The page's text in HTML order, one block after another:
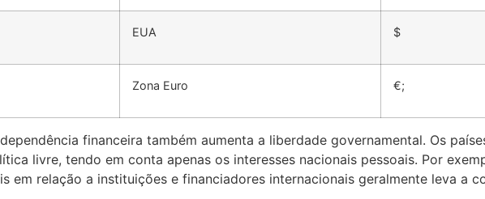
EUA $
Zona Euro €;
financeira também aumenta a liberdade governamental. Os
livre, tendo em conta apenas os interesses nacionais pessoais. Por
em relação a instituições e financiadores internacionais geralmente leva a